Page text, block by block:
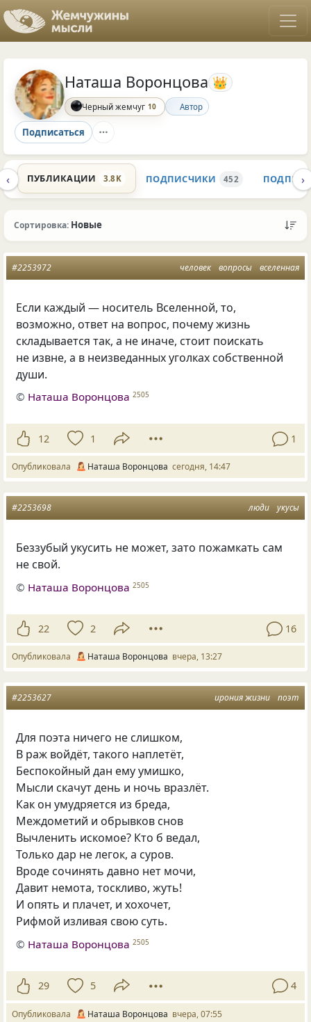
Наташа Воронцова 👑
Черный жемчуг 10 Автор
Подписаться
ПУБЛИКАЦИИ 3.8K ПОДПИСЧИКИ 452
‹ ›
Сортировка: Новые
человек вопросы вселенная
#2253972
Если каждый — носитель Вселенной, то,
возможно, ответ на вопрос, почему жизнь
складывается так, а не иначе, стоит поискать
не извне, а в неизведанных уголках собственной
души.
© Наташа Воронцова 2505
12 1 1
Опубликовала Наташа Воронцова сегодня, 14:47
люди укусы
#2253698
Беззубый укусить не может, зато пожамкать сам
не свой.
© Наташа Воронцова 2505
22 2 16
Опубликовала Наташа Воронцова вчера, 13:27
ирония жизни поэт
#2253627
Для поэта ничего не слишком,
В раж войдёт, такого наплетёт,
Беспокойный дан ему умишко,
Мысли скачут день и ночь вразлёт.
Как он умудряется из бреда,
Междометий и обрывков снов
Вычленить искомое? Кто б ведал,
Только дар не легок, а суров.
Вроде сочинять давно нет мочи,
Давит немота, тоскливо, жуть!
И опять и плачет, и хохочет,
Рифмой изливая свою суть.
© Наташа Воронцова 2505
29 5 4
Опубликовала Наташа Воронцова вчера, 07:55